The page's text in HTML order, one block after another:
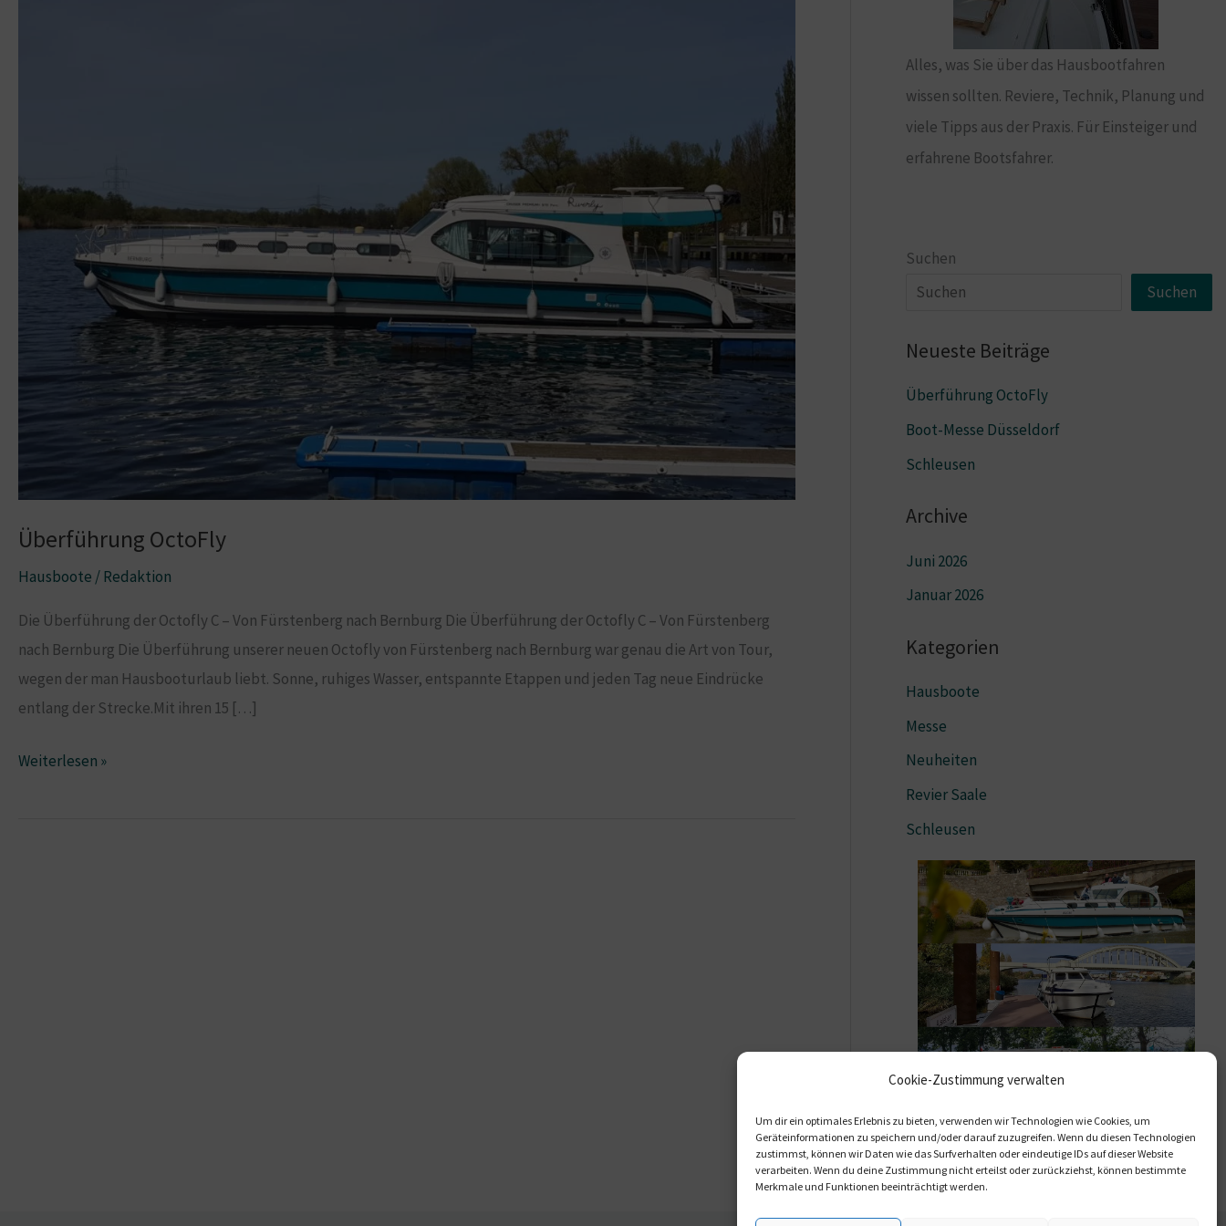
Cookie-Zustimmung verwalten
Um dir ein optimales Erlebnis zu bieten, verwenden wir Technologien wie Cookies, um
Geräteinformationen zu speichern und/oder darauf zuzugreifen. Wenn du diesen Technologien
zustimmst, können wir Daten wie das Surfverhalten oder eindeutige IDs auf dieser Website
verarbeiten. Wenn du deine Zustimmung nicht erteilst oder zurückziehst, können bestimmte
Merkmale und Funktionen beeinträchtigt werden.
Überführung OctoFly
Hausboote /Redaktion
Die Überführung der Octofly C – Von Fürstenberg nach Bernburg Die Überführung der Octofly C – Von Fürstenberg
nach Bernburg Die Überführung unserer neuen Octofly von Fürstenberg nach Bernburg war genau die Art von Tour,
wegen der man Hausbooturlaub liebt. Sonne, ruhiges Wasser, entspannte Etappen und jeden Tag neue Eindrücke
entlang der Strecke.Mit ihren 15 […]
Überführung
Weiterlesen »
Alles, was Sie über das Hausbootfahren
wissen sollten. Reviere, Technik, Planung und
viele Tipps aus der Praxis. Für Einsteiger und
erfahrene Bootsfahrer.
Suchen
Suchen
Neueste Beiträge
Überführung OctoFly
Boot-Messe Düsseldorf
Schleusen
Archive
Juni 2026
Januar 2026
Kategorien
Hausboote
Messe
Neuheiten
Revier Saale
Schleusen
Hausboot anfragen